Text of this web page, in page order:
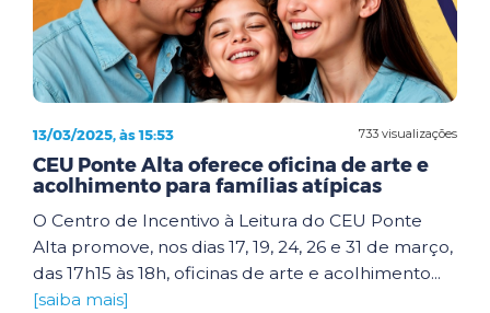
733 visualizações
13/03/2025, às 15:53
CEU Ponte Alta oferece oficina de arte e
acolhimento para famílias atípicas
O Centro de Incentivo à Leitura do CEU Ponte
Alta promove, nos dias 17, 19, 24, 26 e 31 de março,
das 17h15 às 18h, oficinas de arte e acolhimento...
[saiba mais]